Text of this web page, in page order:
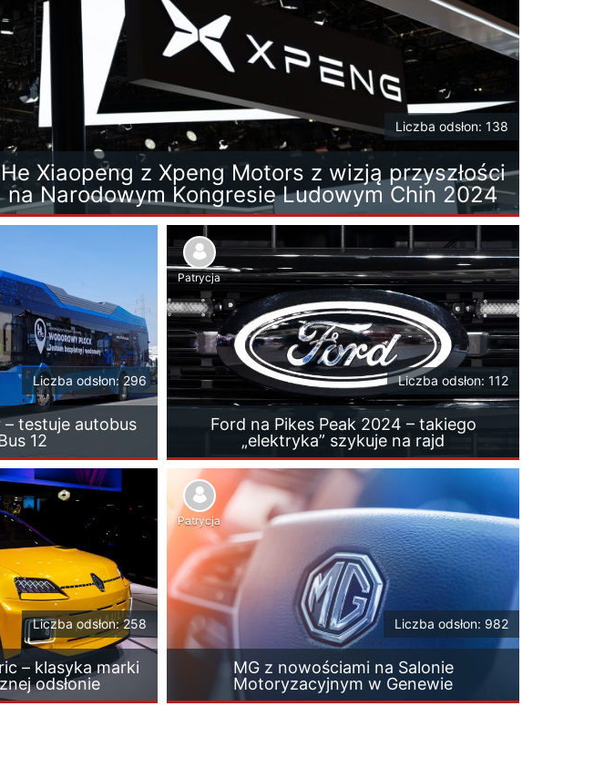
He Xiaopeng z Xpeng Motors z wizją przyszłości
na Narodowym Kongresie Ludowym Chin 2024
Liczba odsłon: 138
– testuje autobus
12
Liczba odsłon: 296
Ford na Pikes Peak 2024 – takiego
„elektryka” szykuje na rajd
Liczba odsłon: 112
Patrycja
– klasyka marki
odsłonie
Liczba odsłon: 258
MG z nowościami na Salonie
Motoryzacyjnym w Genewie
Liczba odsłon: 982
Patrycja